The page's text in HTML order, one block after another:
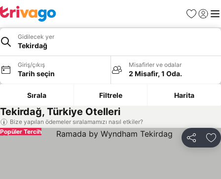
Favoriler
Giriş
Gidilecek yer
Tekirdağ
Giriş/çıkış
Tarih seçin
Misafirler ve odalar
2 Misafir, 1 Oda.
Sırala Filtrele Harita
Tekirdağ, Türkiye Otelleri
Bize yapılan ödemeler sıralamamızı nasıl etkiler?
Paylaş
Popüler Tercih